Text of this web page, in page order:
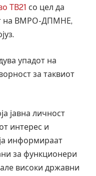
ТВ21 со цел да
на ВМРО-ДПМНЕ,
упадот на
за таквиот
јавна личност
интерес и
информираат
за функционери
високи државни